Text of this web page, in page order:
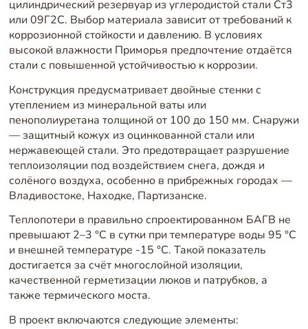
цилиндрический резервуар из углеродистой стали Ст3
или 09Г2С. Выбор материала зависит от требований к
коррозионной стойкости и давлению. В условиях
высокой влажности Приморья предпочтение отдаётся
стали с повышенной устойчивостью к коррозии.
Конструкция предусматривает двойные стенки с
утеплением из минеральной ваты или
пенополиуретана толщиной от 100 до 150 мм. Снаружи
— защитный кожух из оцинкованной стали или
нержавеющей стали. Это предотвращает разрушение
теплоизоляции под воздействием снега, дождя и
солёного воздуха, особенно в прибрежных городах —
Владивостоке, Находке, Партизанске.
Теплопотери в правильно спроектированном БАГВ не
превышают 2–3 °C в сутки при температуре воды 95 °C
и внешней температуре -15 °C. Такой показатель
достигается за счёт многослойной изоляции,
качественной герметизации люков и патрубков, а
также термического моста.
В проект включаются следующие элементы: